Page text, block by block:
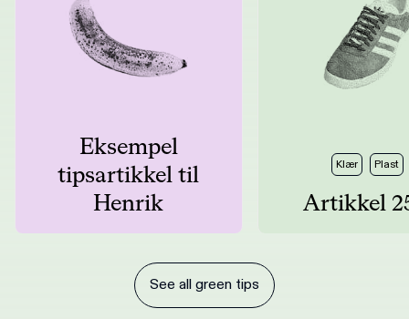
Eksempel
tipsartikkel til
Henrik
Klær Plast
Artikkel
See all green tips